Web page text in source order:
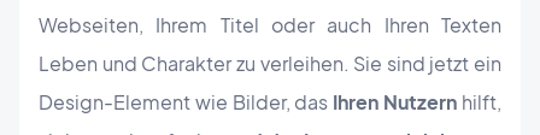
Webseiten, Ihrem Titel oder auch Ihren Texten
Leben und Charakter zu verleihen. Sie sind jetzt ein
Design-Element wie Bilder, das Ihren Nutzern hilft,